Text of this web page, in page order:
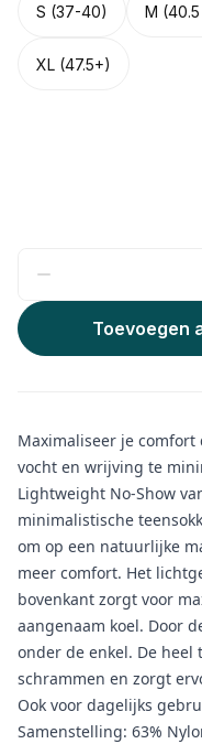
S (37-40) M
XL (47.5+)
Toevoegen
Maximaliseer je comfort
vocht en wrijving te
Lightweight No-Show
minimalistische
om op een natuurlijke
meer comfort. Het
bovenkant zorgt voor
aangenaam koel. Door
onder de enkel. De
schrammen en zorgt
Ook voor dagelijks
Samenstelling: 63%